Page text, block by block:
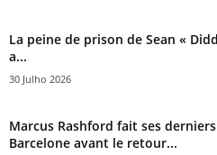
La peine de prison de Sean «
a...
30 Julho 2026
Marcus Rashford fait ses
Barcelone avant le retour...